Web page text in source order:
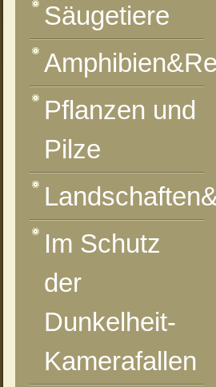
vorheriges
zur
Säugetiere
Pflanzen und
Pilze
Im Schutz
der
Dunkelheit-
Kamerafallen